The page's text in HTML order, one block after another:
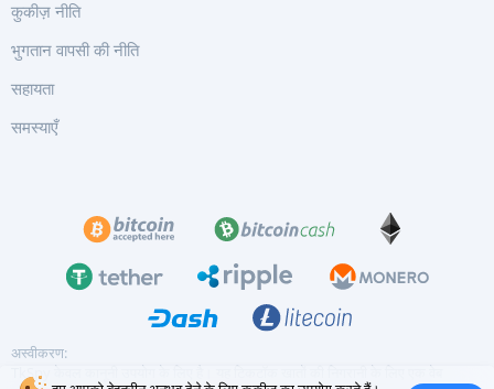
कुकीज़ नीति
भुगतान वापसी की नीति
सहायता
समस्याएँ
अस्वीकरण:
TkSpy केवल कानूनी उपयोग के लिए है। यह टिकटॉक खातों की निगरानी के लिए एक वेब